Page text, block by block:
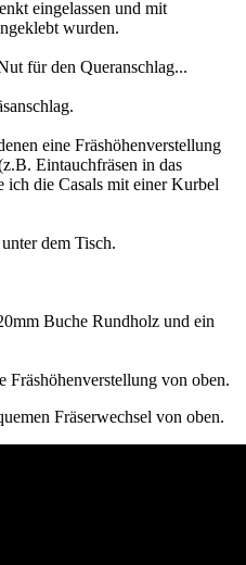
eingelassen und mit
wurden.
für den Queranschlag...
eine Fräshöhenverstellung
Eintauchfräsen in das
ich die Casals mit einer Kurbel
dem Tisch.
Buche Rundholz und ein
von oben.
Fräserwechsel von oben.